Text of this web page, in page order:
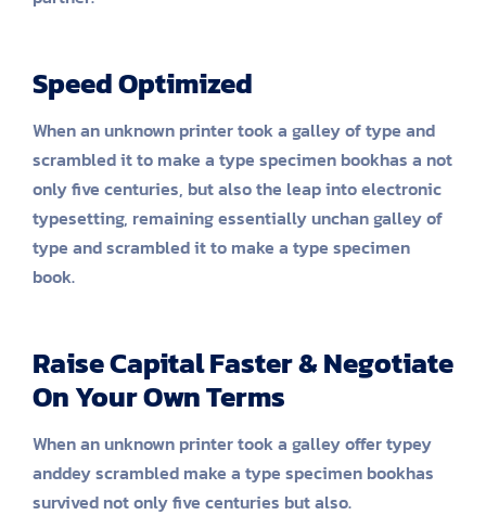
Speed Optimized
When an unknown printer took a galley of type and
scrambled it to make a type specimen bookhas a not
only five centuries, but also the leap into electronic
typesetting, remaining essentially unchan galley of
type and scrambled it to make a type specimen
book.
Raise Capital Faster & Negotiate
On Your Own Terms
When an unknown printer took a galley offer typey
anddey scrambled make a type specimen bookhas
survived not only five centuries but also.